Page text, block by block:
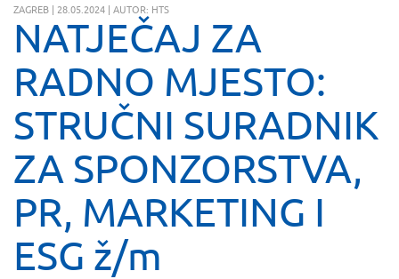
ZAGREB | 28.05.2024 | AUTOR: HTS
NATJEČAJ ZA
RADNO MJESTO:
STRUČNI SURADNIK
ZA SPONZORSTVA,
PR, MARKETING I
ESG ž/m